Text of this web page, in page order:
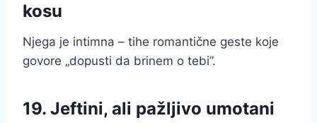
kosu
Njega je intimna – tihe romantične geste koje
govore „dopusti da brinem o tebi”.
19. Jeftini, ali pažljivo umotani